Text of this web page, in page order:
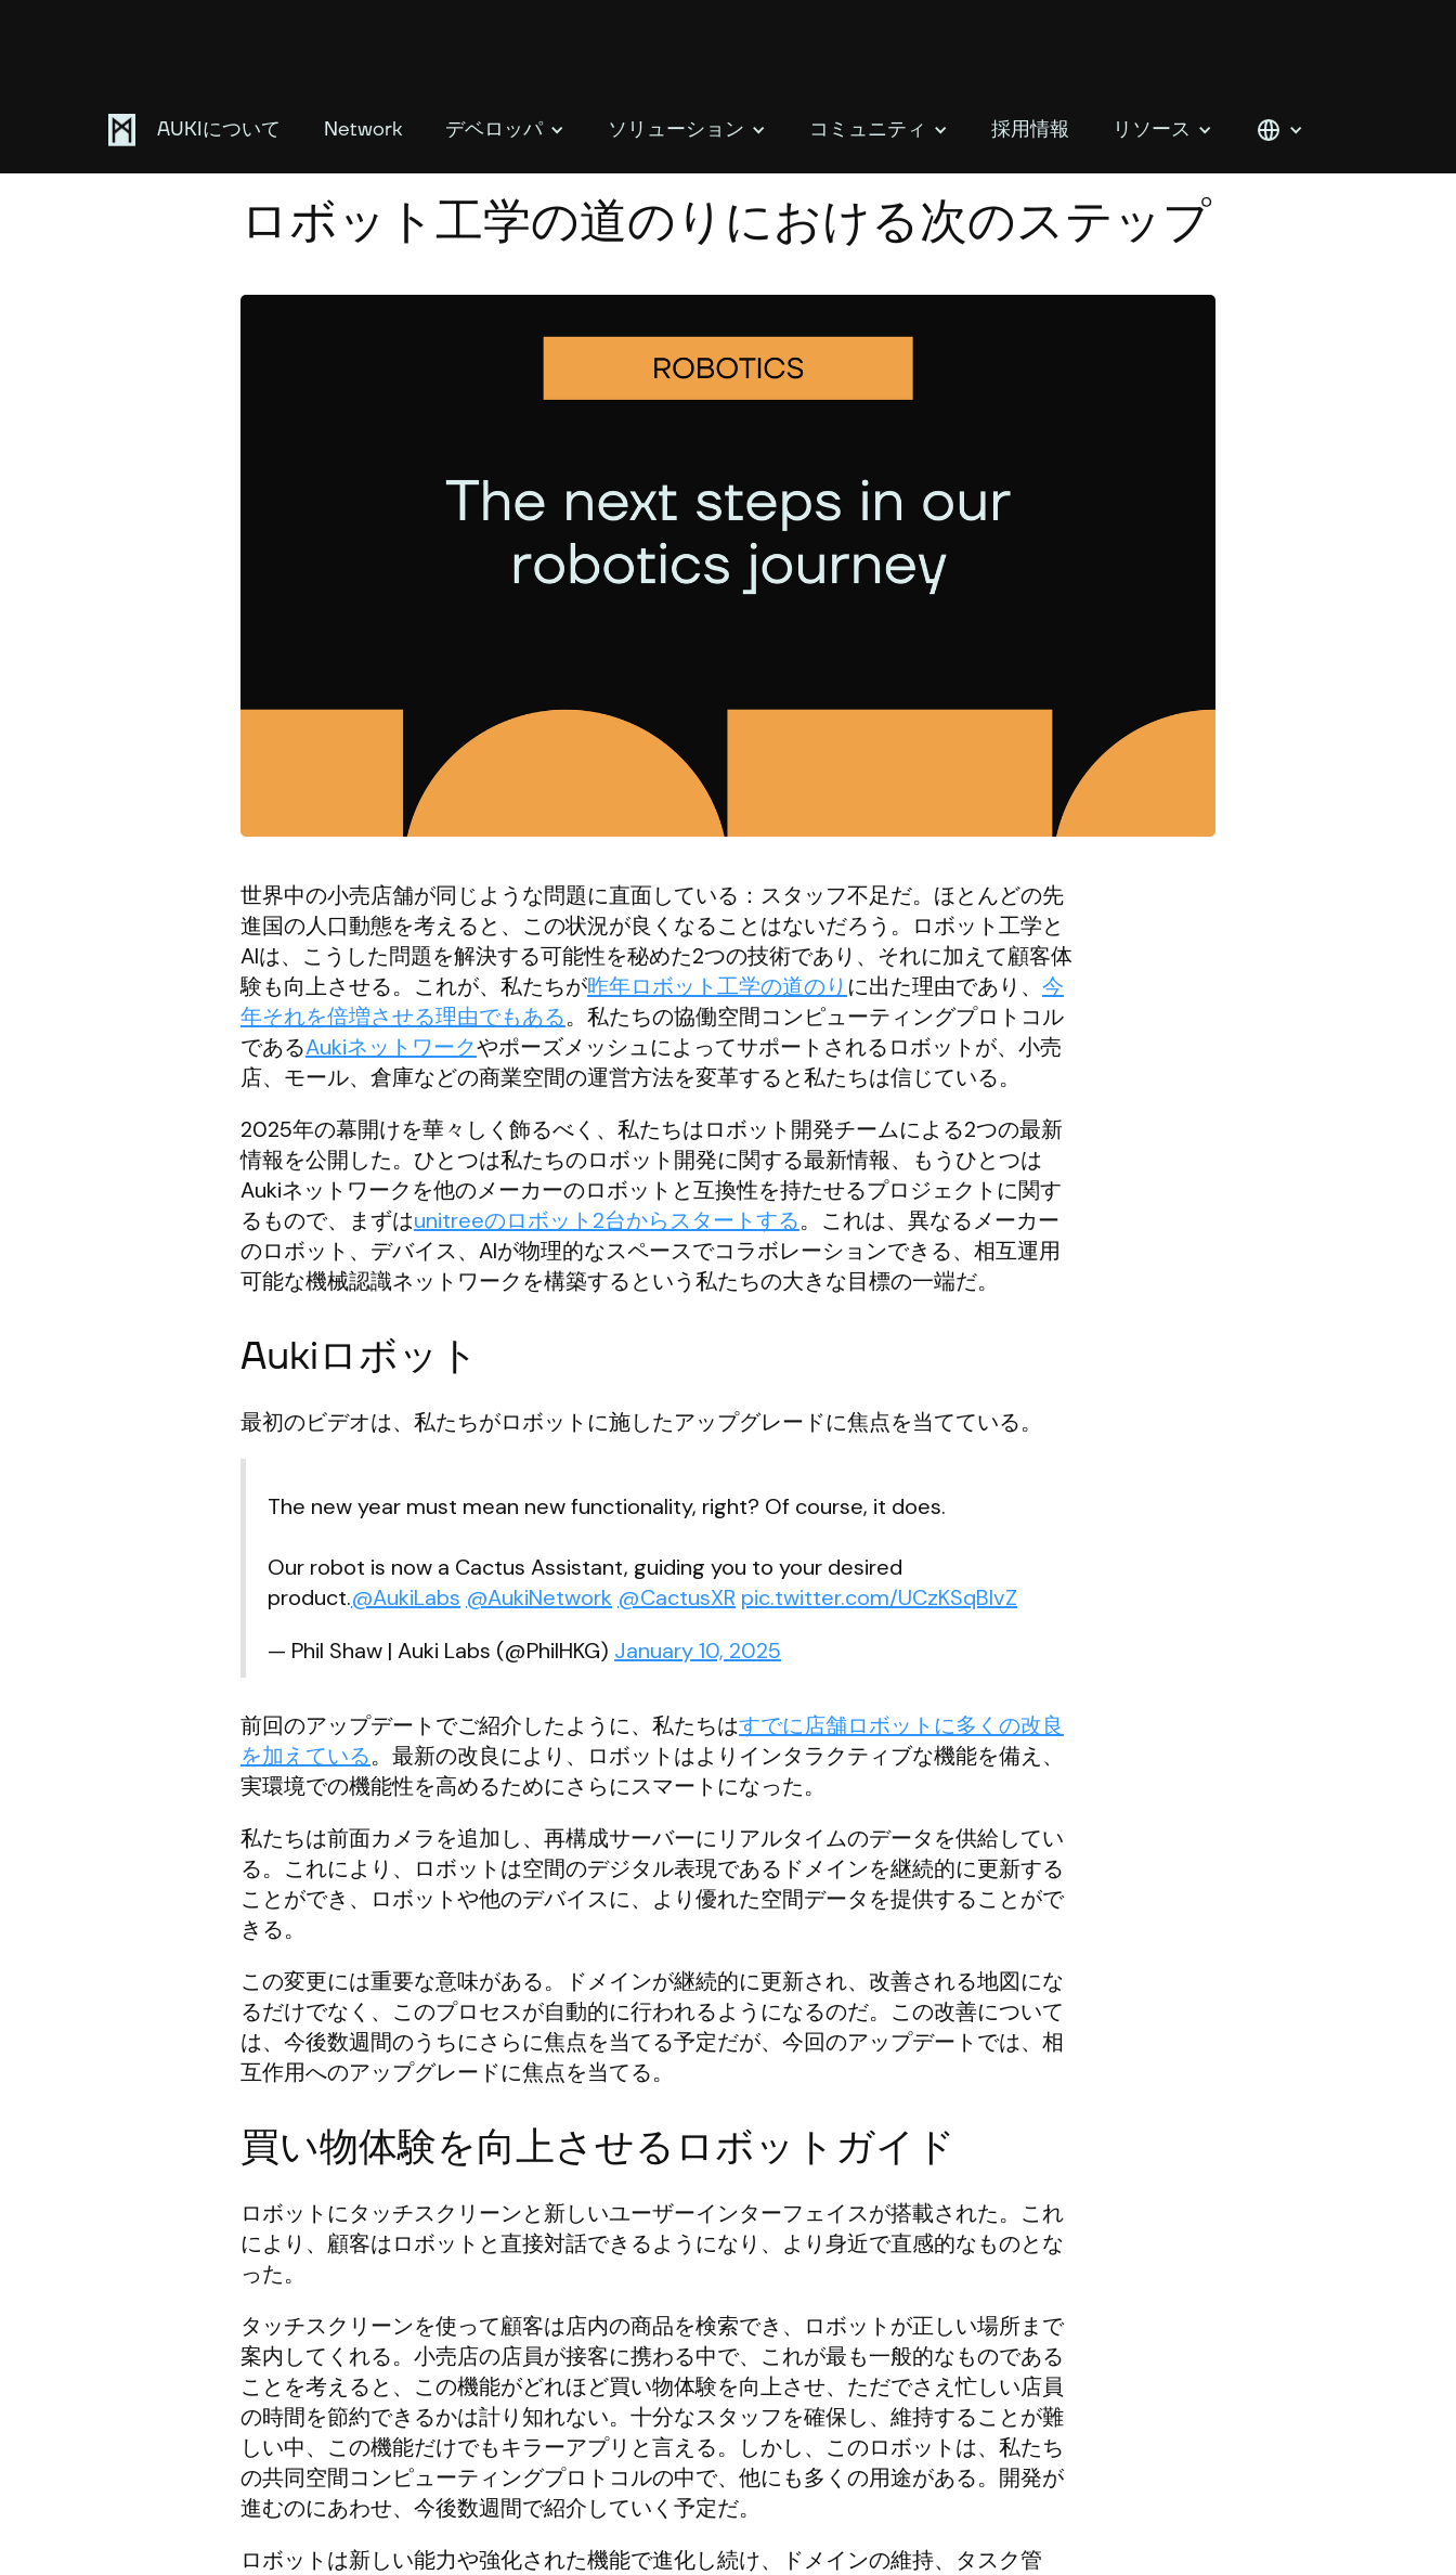
AUKIについて Network デベロッパ ソリューション コミュニティ 採用情報 リソース
ロボット工学の道のりにおける次のステップ
世界中の小売店舗が同じような問題に直面している：スタッフ不足だ。ほとんどの先
進国の人口動態を考えると、この状況が良くなることはないだろう。ロボット工学と
AIは、こうした問題を解決する可能性を秘めた2つの技術であり、それに加えて顧客体
験も向上させる。これが、私たちが昨年ロボット工学の道のり に出た理由であり、 今
年それを倍増させる理由でもある。私たちの協働空間コンピューティングプロトコル
であるAukiネットワークやポーズメッシュによってサポートされるロボットが、小売
店、モール、倉庫などの商業空間の運営方法を変革すると私たちは信じている。
2025年の幕開けを華々しく飾るべく、私たちはロボット開発チームによる2つの最新
情報を公開した。ひとつは私たちのロボット開発に関する最新情報、もうひとつは
Aukiネットワークを他のメーカーのロボットと互換性を持たせるプロジェクトに関す
るもので、まずはunitreeのロボット2台からスタートする。これは、異なるメーカー
のロボット、デバイス、AIが物理的なスペースでコラボレーションできる、相互運用
可能な機械認識ネットワークを構築するという私たちの大きな目標の一端だ。
Aukiロボット
最初のビデオは、私たちがロボットに施したアップグレードに焦点を当てている。
The new year must mean new functionality, right? Of course, it does.
Our robot is now a Cactus Assistant, guiding you to your desired
product.@AukiLabs @AukiNetwork @CactusXR pic.twitter.com/UCzKSqBlvZ
— Phil Shaw | Auki Labs (@PhilHKG) January 10, 2025
前回のアップデートでご紹介したように、私たちはすでに店舗ロボットに多くの改良
を加えている。最新の改良により、ロボットはよりインタラクティブな機能を備え、
実環境での機能性を高めるためにさらにスマートになった。
私たちは前面カメラを追加し、再構成サーバーにリアルタイムのデータを供給してい
る。これにより、ロボットは空間のデジタル表現であるドメインを継続的に更新する
ことができ、ロボットや他のデバイスに、より優れた空間データを提供することがで
きる。
この変更には重要な意味がある。ドメインが継続的に更新され、改善される地図にな
るだけでなく、このプロセスが自動的に行われるようになるのだ。この改善について
は、今後数週間のうちにさらに焦点を当てる予定だが、今回のアップデートでは、相
互作用へのアップグレードに焦点を当てる。
買い物体験を向上させるロボットガイド
ロボットにタッチスクリーンと新しいユーザーインターフェイスが搭載された。これ
により、顧客はロボットと直接対話できるようになり、より身近で直感的なものとな
った。
タッチスクリーンを使って顧客は店内の商品を検索でき、ロボットが正しい場所まで
案内してくれる。小売店の店員が接客に携わる中で、これが最も一般的なものである
ことを考えると、この機能がどれほど買い物体験を向上させ、ただでさえ忙しい店員
の時間を節約できるかは計り知れない。十分なスタッフを確保し、維持することが難
しい中、この機能だけでもキラーアプリと言える。しかし、このロボットは、私たち
の共同空間コンピューティングプロトコルの中で、他にも多くの用途がある。開発が
進むのにあわせ、今後数週間で紹介していく予定だ。
ロボットは新しい能力や強化された機能で進化し続け、ドメインの維持、タスク管